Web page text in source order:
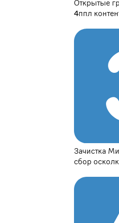
Открытые
4ппл
Зачистка
сбор